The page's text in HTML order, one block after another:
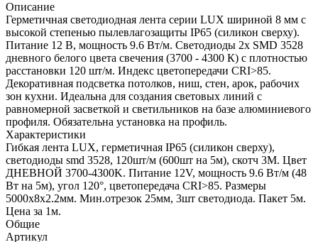
Описание
Герметичная светодиодная лента серии LUX шириной 8 мм с
высокой степенью пылевлагозащиты IP65 (силикон сверху).
Питание 12 В, мощность 9.6 Вт/м. Светодиоды 2х SMD 3528
дневного белого цвета свечения (3700 - 4300 К) с плотностью
расстановки 120 шт/м. Индекс цветопередачи CRI>85.
Декоративная подсветка потолков, ниш, стен, арок, рабочих
зон кухни. Идеальна для создания световых линий с
равномерной засветкой и светильников на базе алюминиевого
профиля. Обязательна установка на профиль.
Характеристики
Гибкая лента LUX, герметичная IP65 (силикон сверху),
светодиоды smd 3528, 120шт/м (600шт на 5м), скотч 3М. Цвет
ДНЕВНОЙ 3700-4300K. Питание 12V, мощность 9.6 Вт/м (48
Вт на 5м), угол 120°, цветопередача CRI>85. Размеры
5000х8x2.2мм. Мин.отрезок 25мм, 3шт светодиода. Пакет 5м.
Цена за 1м.
Общие
Артикул